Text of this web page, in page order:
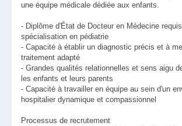
une équipe médicale dédiée aux enfants.
- Diplôme d'État de Docteur en Médecine
spécialisation en pédiatrie
- Capacité à établir un diagnostic précis et à
traitement adapté
- Grandes qualités relationnelles et sens aigu
les enfants et leurs parents
- Capacité à travailler en équipe au sein d'un
hospitalier dynamique et compassionnel
Processus de recrutement